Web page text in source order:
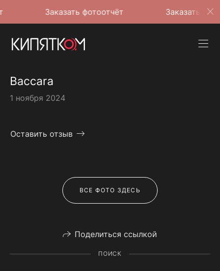
Заказать фотоотчёт Заказать фотоотчёт
Baccara
1 ноября 2024
Оставить отзыв
ВСЕ ФОТО ЗДЕСЬ
Поделиться ссылкой
ПОИСК